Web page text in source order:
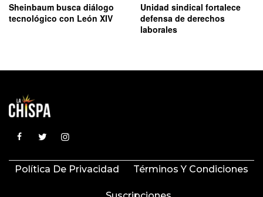
Sheinbaum busca diálogo
tecnológico con León XIV
Unidad sindical fortalece
defensa de derechos
laborales
Política De Privacidad Términos Y Condiciones